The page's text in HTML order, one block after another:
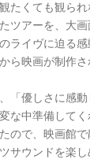
たくても観ら
ツアーを、大
ライヴに迫る
ら映画が制作さ
「優しさに感
な中準備して
ので、映画館で
サウンドを楽